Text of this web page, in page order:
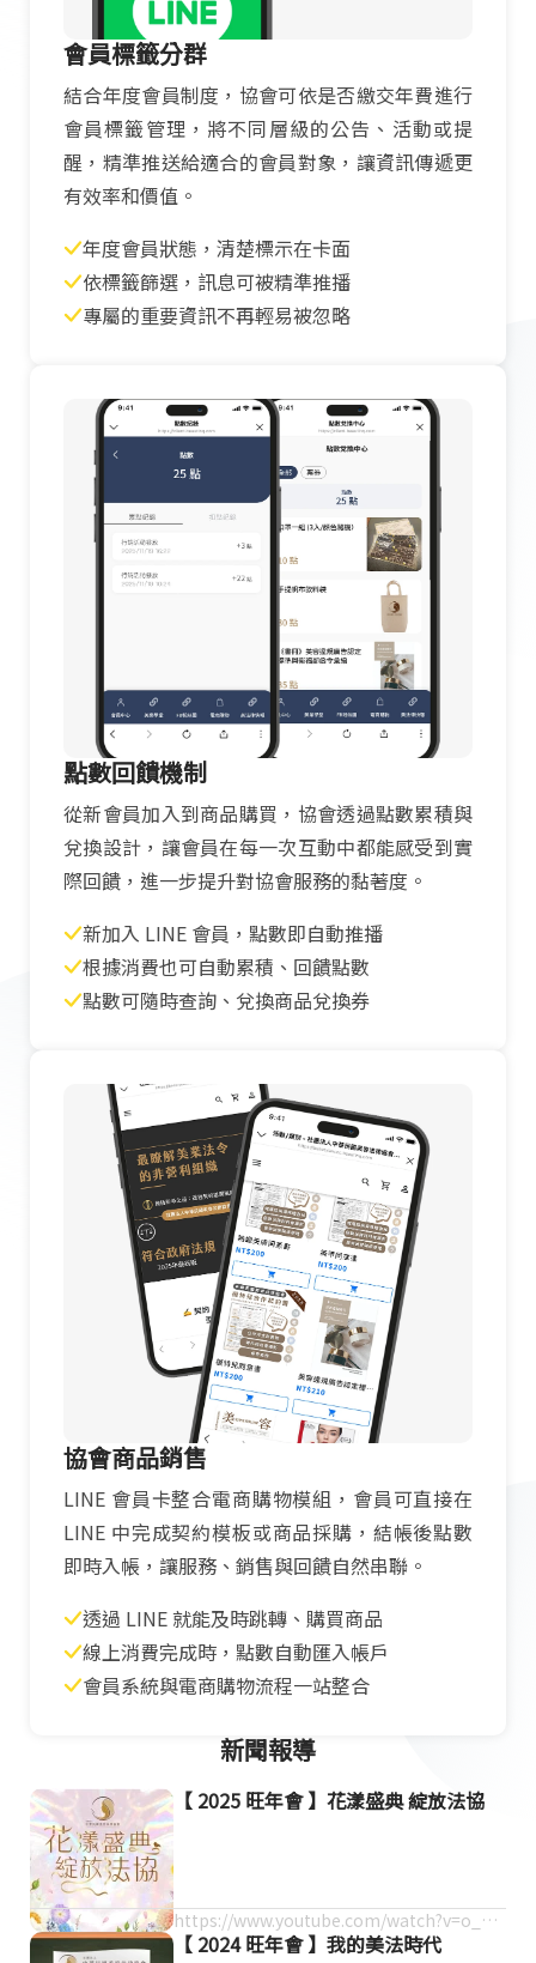
會員標籤分群
結合年度會員制度，協會可依是否繳交年費進行
會員標籤管理，將不同層級的公告、活動或提
醒，精準推送給適合的會員對象，讓資訊傳遞更
有效率和價值。
年度會員狀態，清楚標示在卡面
依標籤篩選，訊息可被精準推播
專屬的重要資訊不再輕易被忽略
點數回饋機制
從新會員加入到商品購買，協會透過點數累積與
兌換設計，讓會員在每一次互動中都能感受到實
際回饋，進一步提升對協會服務的黏著度。
新加入 LINE 會員，點數即自動推播
根據消費也可自動累積、回饋點數
點數可隨時查詢、兌換商品兌換券
協會商品銷售
LINE 會員卡整合電商購物模組，會員可直接在
LINE 中完成契約模板或商品採購，結帳後點數
即時入帳，讓服務、銷售與回饋自然串聯。
透過 LINE 就能及時跳轉、購買商品
線上消費完成時，點數自動匯入帳戶
會員系統與電商購物流程一站整合
新聞報導
【 2025 旺年會 】花漾盛典 綻放法協
https://www.youtube.com/watch?v=o_gR
ZORZMOQ
【 2024 旺年會 】我的美法時代